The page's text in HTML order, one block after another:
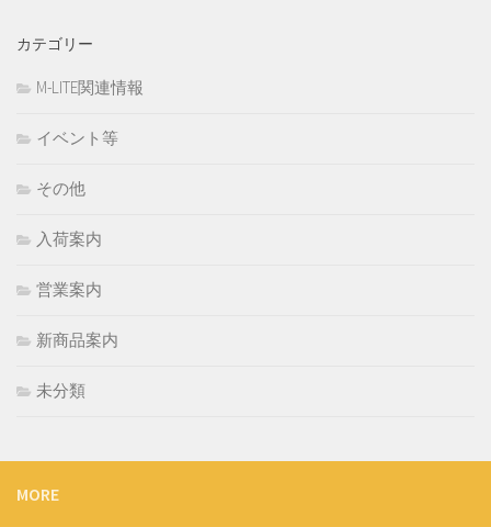
カテゴリー
M-LITE関連情報
イベント等
その他
入荷案内
営業案内
新商品案内
未分類
MORE